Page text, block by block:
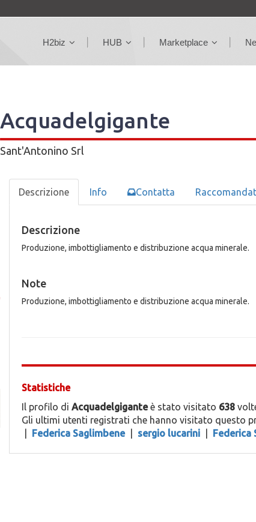
H2biz HUB Marketplace
Acquadelgigante
Sant'Antonino Srl
Descrizione Info Contatta
Descrizione
Produzione, imbottigliamento e distribuzione acqua minerale.
Note
Produzione, imbottigliamento e distribuzione acqua minerale.
Statistiche
Il profilo di Acquadelgiganteè stato visitato 638
Gli ultimi utenti registrati che hanno visitato questo
Federica Saglimbene sergio lucarini Federica